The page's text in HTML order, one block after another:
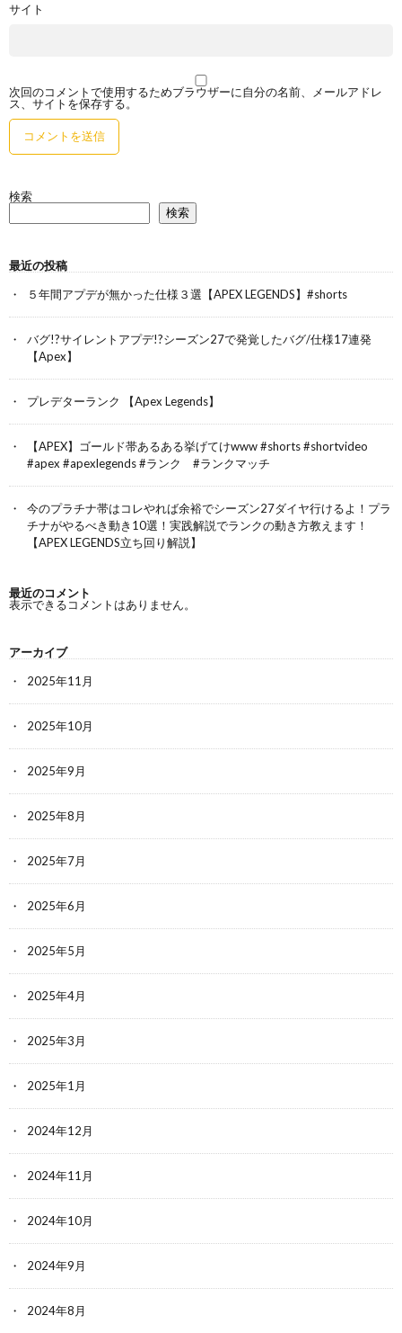
サイト
次回のコメントで使用するためブラウザーに自分の名前、メールアドレ
ス、サイトを保存する。
検索
検索
最近の投稿
５年間アプデが無かった仕様３選【APEX LEGENDS】#shorts
バグ!?サイレントアプデ!?シーズン27で発覚したバグ/仕様17連発
【Apex】
プレデターランク 【Apex Legends】
【APEX】ゴールド帯あるある挙げてけwww #shorts #shortvideo
#apex #apexlegends #ランク #ランクマッチ
今のプラチナ帯はコレやれば余裕でシーズン27ダイヤ行けるよ！プラ
チナがやるべき動き10選！実践解説でランクの動き方教えます！
【APEX LEGENDS立ち回り解説】
最近のコメント
表示できるコメントはありません。
アーカイブ
2025年11月
2025年10月
2025年9月
2025年8月
2025年7月
2025年6月
2025年5月
2025年4月
2025年3月
2025年1月
2024年12月
2024年11月
2024年10月
2024年9月
2024年8月